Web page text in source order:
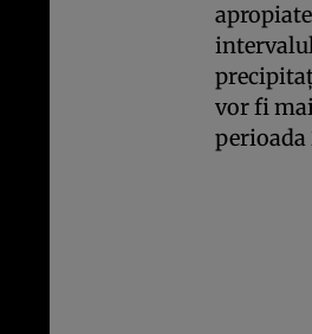
vor fi
perioada